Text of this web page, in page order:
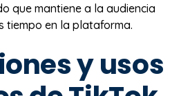
que mantiene a la audiencia
tiempo en la plataforma.
y usos